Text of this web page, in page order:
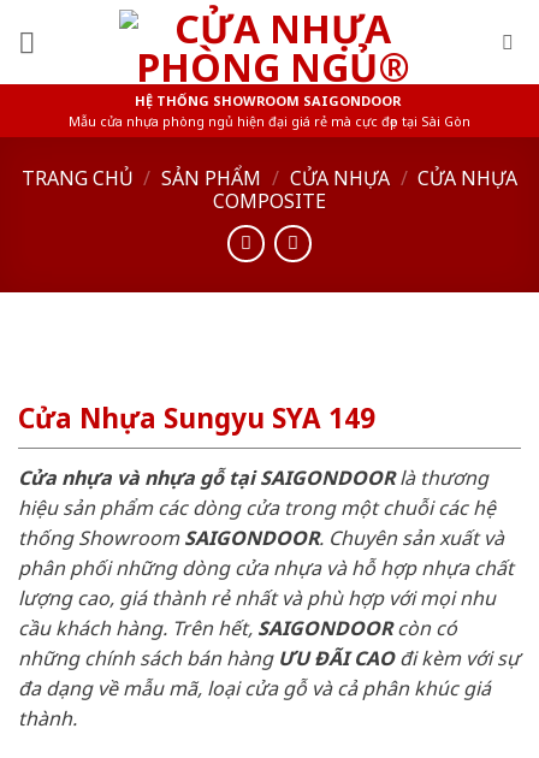
HỆ THỐNG SHOWROOM SAIGONDOOR
Mẫu cửa nhựa phòng ngủ hiện đại giá rẻ mà cực đẹp tại Sài Gòn
TRANG CHỦ / SẢN PHẨM / CỬA NHỰA / CỬA NHỰA
COMPOSITE
Cửa Nhựa Sungyu SYA 149
Cửa nhựa và nhựa gỗ tại SAIGONDOORlà thương
hiệu sản phẩm các dòng cửa trong một chuỗi các hệ
thống ShowroomSAIGONDOOR. Chuyên sản xuất và
phân phối những dòng cửa nhựa và hỗ hợp nhựa chất
lượng cao, giá thành rẻ nhất và phù hợp với mọi nhu
cầu khách hàng. Trên hết, SAIGONDOORcòn có
những chính sách bán hàng ƯU ĐÃI CAOđi kèm với sự
đa dạng về mẫu mã, loại cửa gỗ và cả phân khúc giá
thành.